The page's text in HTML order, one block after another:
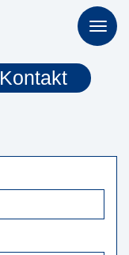
Toggle
Kontakt